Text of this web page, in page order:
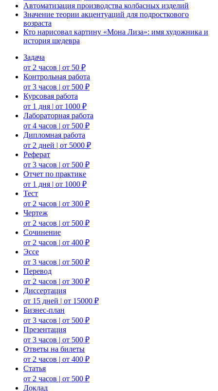
Автоматизация производства колбасных изделий
Значение теории акцентуаций для подросткового
возраста
Кто нарисовал картину «Мона Лиза»: имя художника и
история шедевра
Задача
от 2 часов | от 50 ₽
Контрольная работа
от 3 часов | от 500 ₽
Курсовая работа
от 1 дня | от 1000 ₽
Лабораторная работа
от 4 часов | от 500 ₽
Дипломная работа
от 2 дней | от 5000 ₽
Реферат
от 3 часов | от 500 ₽
Отчет по практике
от 1 дня | от 1000 ₽
Тест
от 2 часов | от 300 ₽
Чертеж
от 2 часов | от 500 ₽
Сочинение
от 2 часов | от 400 ₽
Эссе
от 3 часов | от 500 ₽
Перевод
от 2 часов | от 300 ₽
Диссертация
от 15 дней | от 15000 ₽
Бизнес-план
от 3 часов | от 500 ₽
Презентация
от 3 часов | от 500 ₽
Ответы на билеты
от 2 часов | от 400 ₽
Статья
от 2 часов | от 500 ₽
Доклад